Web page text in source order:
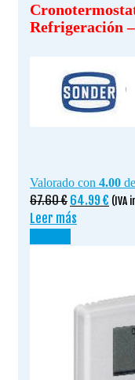
Refrigeración
Valorado con 4.00
67.60€ El
precio
original
64.99 € El
(IVA
Leer más